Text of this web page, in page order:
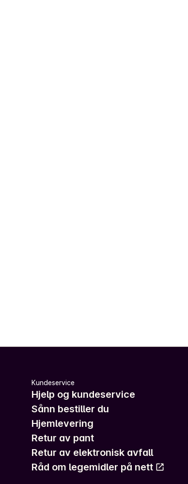
Kundeservice
Hjelp og kundeservice
Sånn bestiller du
Hjemlevering
Retur av pant
Retur av elektronisk avfall
Råd om legemidler på nett